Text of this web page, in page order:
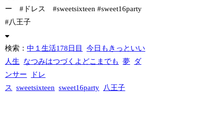
ー #ドレス #sweetsixteen #sweet16party
#八王子
検索：中１生活178日目
今日もきっといい
人生
なつみはつづくよどこまでも 夢
ダ
ンサー
ドレ
ス
sweetsixteen sweet16party 八王子